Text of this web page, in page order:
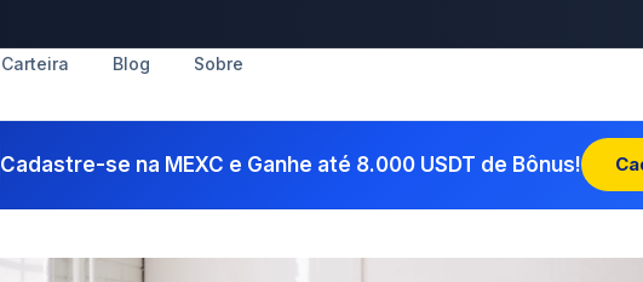
Carteira Blog Sobre
Cadastre-se na MEXC e Ganhe até 8.000 USDT de Bônus!